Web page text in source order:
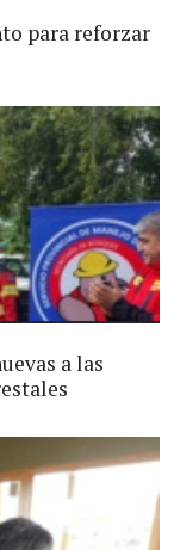
para reforzar
a las